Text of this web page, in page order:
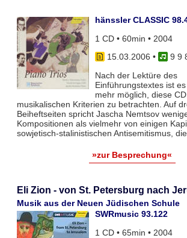
hänssler CLASSIC
1 CD • 60min • 2004
15.03.2006 •
9 9
Nach der Lektüre des
Einführungstextes ist
mehr möglich, diese
musikalischen Kriterien zu betrachten. Auf
Beiheftseiten spricht Jascha Nemtsov
Kompositionen als vielmehr von einigen
sowjetisch-stalinistischen Antisemitismus,
»zur Besprechung«
Eli Zion - von St. Petersburg nach
Musik aus der Neuen Jüdischen Schule
SWRmusic 93.122
1 CD • 65min • 2004